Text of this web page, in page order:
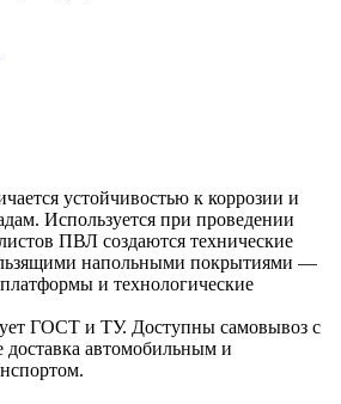
устойчивостью к коррозии и
Используется при проведении
ПВЛ создаются технические
напольными покрытиями —
и технологические
ГОСТ и ТУ. Доступны самовывоз с
доставка автомобильным и